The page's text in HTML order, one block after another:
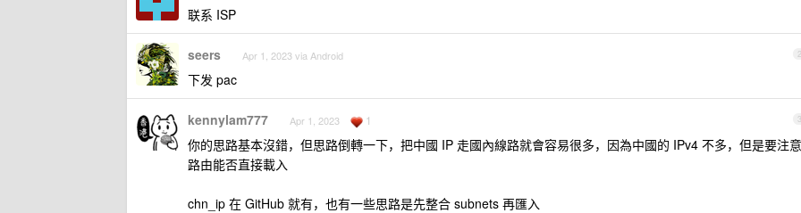
联系 ISP
2
seers Apr 1, 2023 via Android
下发 pac
3
kennylam777 Apr 1, 2023 1
你的思路基本沒錯，但思路倒轉一下，把中國 IP 走國內線路就會容易很多，因為中國的 IPv4 不多，但是要注意
路由能否直接載入
chn_ip 在 GitHub 就有，也有一些思路是先整合 subnets 再匯入